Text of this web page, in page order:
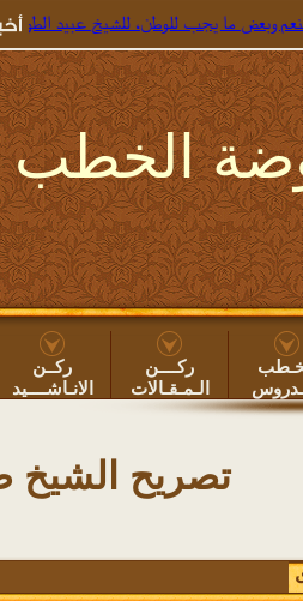
يجب للوطن، للشيخ عبيد الطوياوي=>
الخطب
ركــــن
الـمـقـالات
ركــن
الانـاشــــيد
تصريح الشيخ